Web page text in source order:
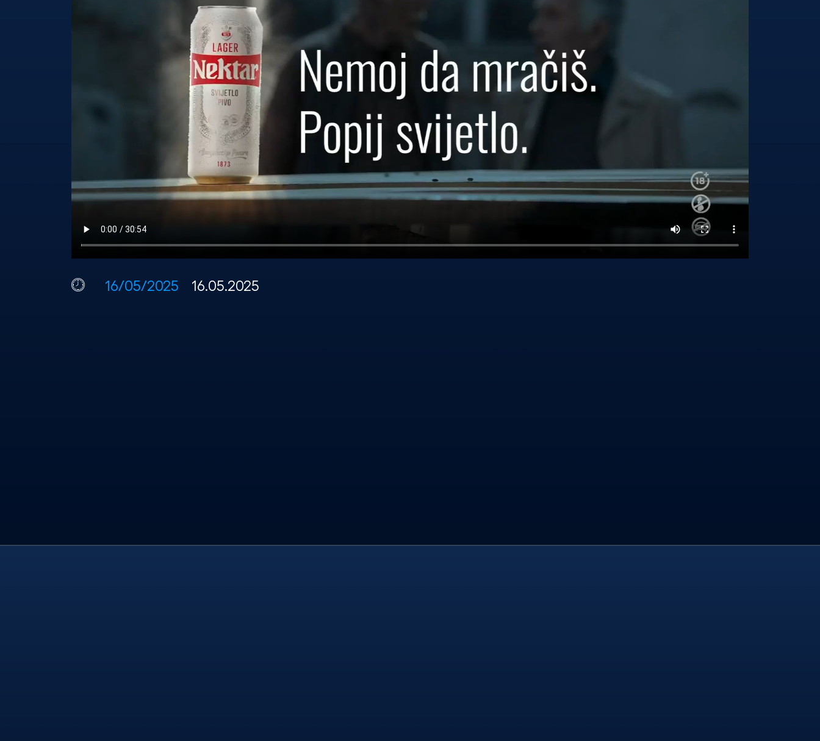
16/05/2025 16.05.2025